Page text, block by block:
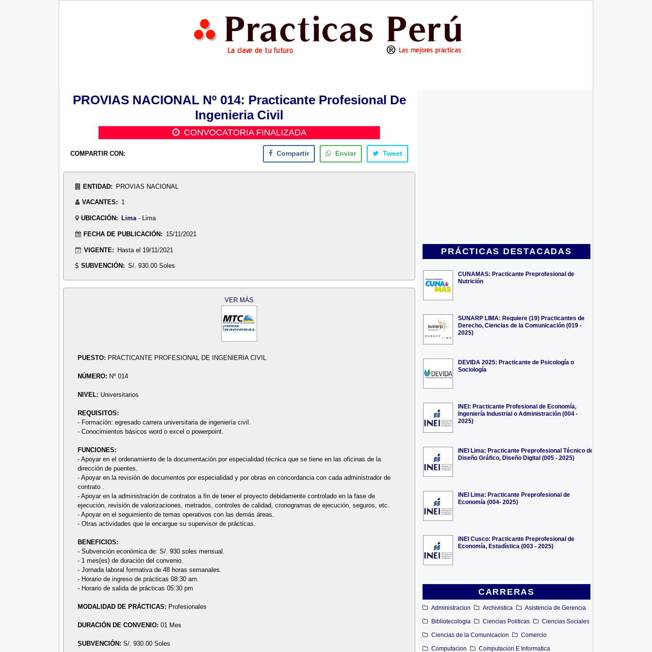
PRÁCTICAS DESTACADAS
CUNAMAS: Practicante Preprofesional de
Nutrición
SUNARP LIMA: Requiere (19) Practicantes de
Derecho, Ciencias de la Comunicación (019 -
2025)
DEVIDA 2025: Practicante de Psicología o
Sociología
INEI: Practicante Profesional de Economía,
Ingeniería Industrial o Administración (004 -
2025)
INEI Lima: Practicante Preprofesional Técnico de
Diseño Gráfico, Diseño Digital (005 - 2025)
INEI Lima: Practicante Preprofesional de
Economía (004- 2025)
INEI Cusco: Practicante Preprofesional de
Economía, Estadística (003 - 2025)
CARRERAS
Administracion Archivistica
Asistencia de Gerencia
Bibliotecologia
Ciencias Politicas
Ciencias Sociales
Ciencias de la Comunicacion
Comercio
Computacion
Computacion E Informatica
PROVIAS NACIONAL Nº 014: Practicante Profesional De
Ingenieria Civil
CONVOCATORIA FINALIZADA
COMPARTIR CON: Compartir Enviar Tweet
ENTIDAD: PROVIAS NACIONAL
VACANTES: 1
UBICACIÓN: Lima- Lima
FECHA DE PUBLICACIÓN: 15/11/2021
VIGENTE: Hasta el 19/11/2021
SUBVENCIÓN: S/. 930.00 Soles
VER MÁS
PUESTO: PRACTICANTE PROFESIONAL DE INGENIERIA CIVIL
NÚMERO: Nº 014
NIVEL: Universitarios
REQUISITOS:
- Formación: egresado carrera universitaria de ingeniería civil.
- Conocimientos básicos word o excel o powerpoint.
FUNCIONES:
- Apoyar en el ordenamiento de la documentación por especialidad técnica que se tiene en las oficinas de la
dirección de puentes.
- Apoyar en la revisión de documentos por especialidad y por obras en concordancia con cada administrador de
contrato .
- Apoyar en la administración de contratos a fin de tener el proyecto debidamente controlado en la fase de
ejecución, revisión de valorizaciones, metrados, controles de calidad, cronogramas de ejecución, seguros, etc.
- Apoyar en el seguimiento de temas operativos con las demás áreas.
- Otras actividades que le encargue su supervisor de prácticas.
BENEFICIOS:
- Subvención económica de: S/. 930 soles mensual.
- 1 mes(es) de duración del convenio.
- Jornada laboral formativa de 48 horas semanales.
- Horario de ingreso de prácticas 08:30 am.
- Horario de salida de prácticas 05:30 pm
MODALIDAD DE PRÁCTICAS: Profesionales
DURACIÓN DE CONVENIO:01 Mes
SUBVENCIÓN:S/. 930.00 Soles